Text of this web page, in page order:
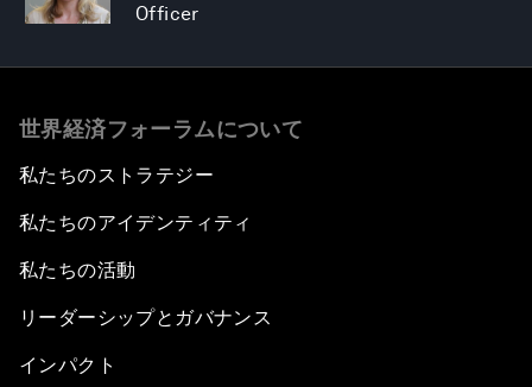
Officer
世界経済フォーラムについて
私たちのストラテジー
私たちのアイデンティティ
私たちの活動
リーダーシップとガバナンス
インパクト